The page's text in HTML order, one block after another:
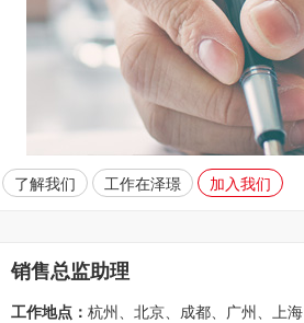
了解我们 工作在泽璟 加入我们
销售总监助理
工作地点： 杭州、北京、成都、广州、上海